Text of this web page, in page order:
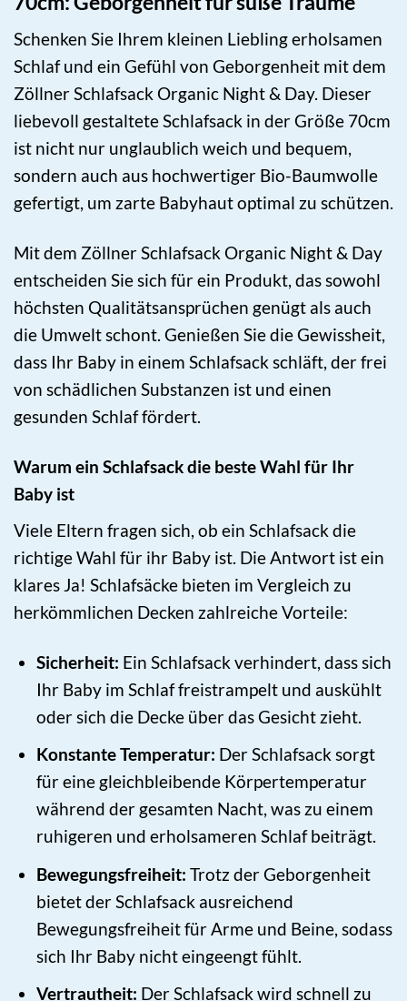
Schenken Sie Ihrem kleinen Liebling erholsamen
Schlaf und ein Gefühl von Geborgenheit mit dem
Zöllner Schlafsack Organic Night & Day. Dieser
liebevoll gestaltete Schlafsack in der Größe 70cm
ist nicht nur unglaublich weich und bequem,
sondern auch aus hochwertiger Bio-Baumwolle
gefertigt, um zarte Babyhaut optimal zu schützen.
Mit dem Zöllner Schlafsack Organic Night & Day
entscheiden Sie sich für ein Produkt, das sowohl
höchsten Qualitätsansprüchen genügt als auch
die Umwelt schont. Genießen Sie die Gewissheit,
dass Ihr Baby in einem Schlafsack schläft, der frei
von schädlichen Substanzen ist und einen
gesunden Schlaf fördert.
Warum ein Schlafsack die beste Wahl für Ihr
Baby ist
Viele Eltern fragen sich, ob ein Schlafsack die
richtige Wahl für ihr Baby ist. Die Antwort ist ein
klares Ja! Schlafsäcke bieten im Vergleich zu
herkömmlichen Decken zahlreiche Vorteile:
Sicherheit: Ein Schlafsack verhindert, dass sich
Ihr Baby im Schlaf freistrampelt und auskühlt
oder sich die Decke über das Gesicht zieht.
Konstante Temperatur: Der Schlafsack sorgt
für eine gleichbleibende Körpertemperatur
während der gesamten Nacht, was zu einem
ruhigeren und erholsameren Schlaf beiträgt.
Bewegungsfreiheit: Trotz der Geborgenheit
bietet der Schlafsack ausreichend
Bewegungsfreiheit für Arme und Beine, sodass
sich Ihr Baby nicht eingeengt fühlt.
Vertrautheit: Der Schlafsack wird schnell zu